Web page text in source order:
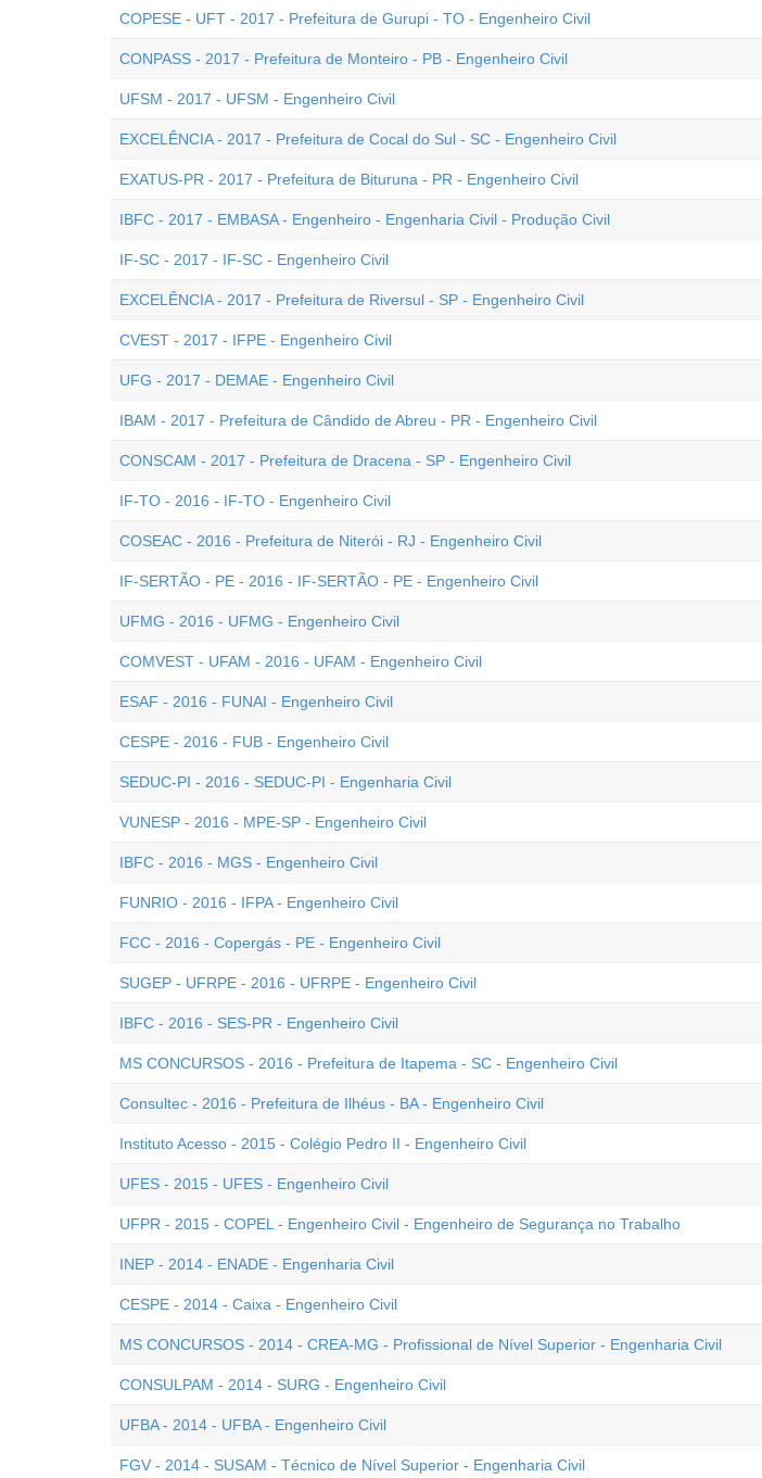
COPESE - UFT - 2017 - Prefeitura de Gurupi - TO - Engenheiro Civil
CONPASS - 2017 - Prefeitura de Monteiro - PB - Engenheiro Civil
UFSM - 2017 - UFSM - Engenheiro Civil
EXCELÊNCIA - 2017 - Prefeitura de Cocal do Sul - SC - Engenheiro Civil
EXATUS-PR - 2017 - Prefeitura de Bituruna - PR - Engenheiro Civil
IBFC - 2017 - EMBASA - Engenheiro - Engenharia Civil - Produção Civil
IF-SC - 2017 - IF-SC - Engenheiro Civil
EXCELÊNCIA - 2017 - Prefeitura de Riversul - SP - Engenheiro Civil
CVEST - 2017 - IFPE - Engenheiro Civil
UFG - 2017 - DEMAE - Engenheiro Civil
IBAM - 2017 - Prefeitura de Cândido de Abreu - PR - Engenheiro Civil
CONSCAM - 2017 - Prefeitura de Dracena - SP - Engenheiro Civil
IF-TO - 2016 - IF-TO - Engenheiro Civil
COSEAC - 2016 - Prefeitura de Niterói - RJ - Engenheiro Civil
IF-SERTÃO - PE - 2016 - IF-SERTÃO - PE - Engenheiro Civil
UFMG - 2016 - UFMG - Engenheiro Civil
COMVEST - UFAM - 2016 - UFAM - Engenheiro Civil
ESAF - 2016 - FUNAI - Engenheiro Civil
CESPE - 2016 - FUB - Engenheiro Civil
SEDUC-PI - 2016 - SEDUC-PI - Engenharia Civil
VUNESP - 2016 - MPE-SP - Engenheiro Civil
IBFC - 2016 - MGS - Engenheiro Civil
FUNRIO - 2016 - IFPA - Engenheiro Civil
FCC - 2016 - Copergás - PE - Engenheiro Civil
SUGEP - UFRPE - 2016 - UFRPE - Engenheiro Civil
IBFC - 2016 - SES-PR - Engenheiro Civil
MS CONCURSOS - 2016 - Prefeitura de Itapema - SC - Engenheiro Civil
Consultec - 2016 - Prefeitura de Ilhéus - BA - Engenheiro Civil
Instituto Acesso - 2015 - Colégio Pedro II - Engenheiro Civil
UFES - 2015 - UFES - Engenheiro Civil
UFPR - 2015 - COPEL - Engenheiro Civil - Engenheiro de Segurança no Trabalho
INEP - 2014 - ENADE - Engenharia Civil
CESPE - 2014 - Caixa - Engenheiro Civil
MS CONCURSOS - 2014 - CREA-MG - Profissional de Nível Superior - Engenharia Civil
CONSULPAM - 2014 - SURG - Engenheiro Civil
UFBA - 2014 - UFBA - Engenheiro Civil
FGV - 2014 - SUSAM - Técnico de Nível Superior - Engenharia Civil